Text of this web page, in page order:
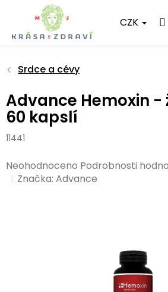
obsah
CZK
Srdce a cévy
Advance Hemoxin -
60 kapslí
11441
Průměrné
hodnocení
Neohodnoceno Podrobnosti
Značka:Advance